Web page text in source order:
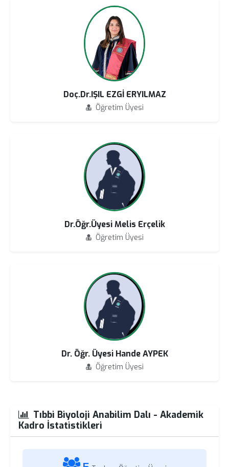
Doç.Dr.IŞIL EZGİ ERYILMAZ
Öğretim Üyesi
Dr.Öğr.Üyesi Melis Erçelik
Öğretim Üyesi
Dr. Öğr. Üyesi Hande AYPEK
Öğretim Üyesi
Tıbbi Biyoloji Anabilim Dalı - Akademik
Kadro İstatistikleri